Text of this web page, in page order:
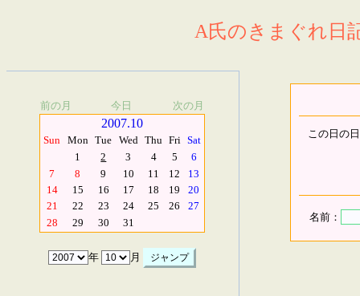
A氏のきまぐれ日
前の月 今日 次の月
2007.10
Sun Mon Tue Wed Thu Fri Sat
1
2 3 4 5
6
7
8 9 10 11 12
13
14
15 16 17 18 19
20
21
22 23 24 25 26
27
28
29 30 31
年 月
この日の
名前：